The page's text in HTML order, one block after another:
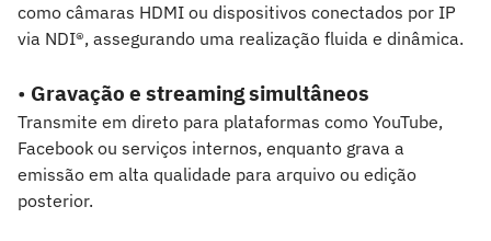
como câmaras HDMI ou dispositivos conectados por IP
via NDI®, assegurando uma realização fluida e dinâmica.
• Gravação e streaming simultâneos
Transmite em direto para plataformas como YouTube,
Facebook ou serviços internos, enquanto grava a
emissão em alta qualidade para arquivo ou edição
posterior.